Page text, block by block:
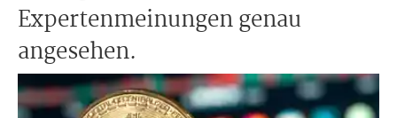
Expertenmeinungen genau
angesehen.